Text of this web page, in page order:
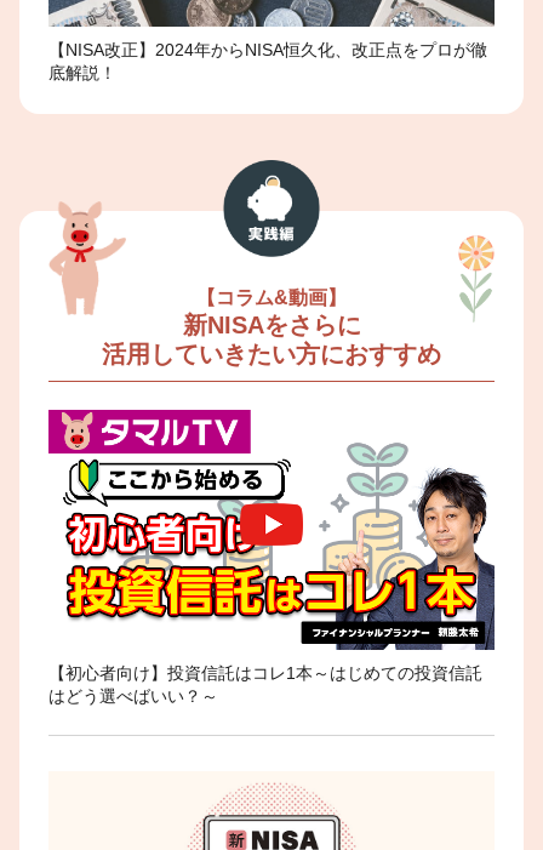
【NISA改正】2024年からNISA恒久化、改正点をプロが徹
底解説！
【コラム&動画】
新NISAをさらに
活用していきたい方におすすめ
【初心者向け】投資信託はコレ1本～はじめての投資信託
はどう選べばいい？～